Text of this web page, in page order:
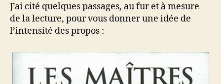
J’ai cité quelques passages, au fur et à mesure
de la lecture, pour vous donner une idée de
l’intensité des propos :